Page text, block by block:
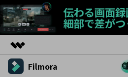
製品 Filmora